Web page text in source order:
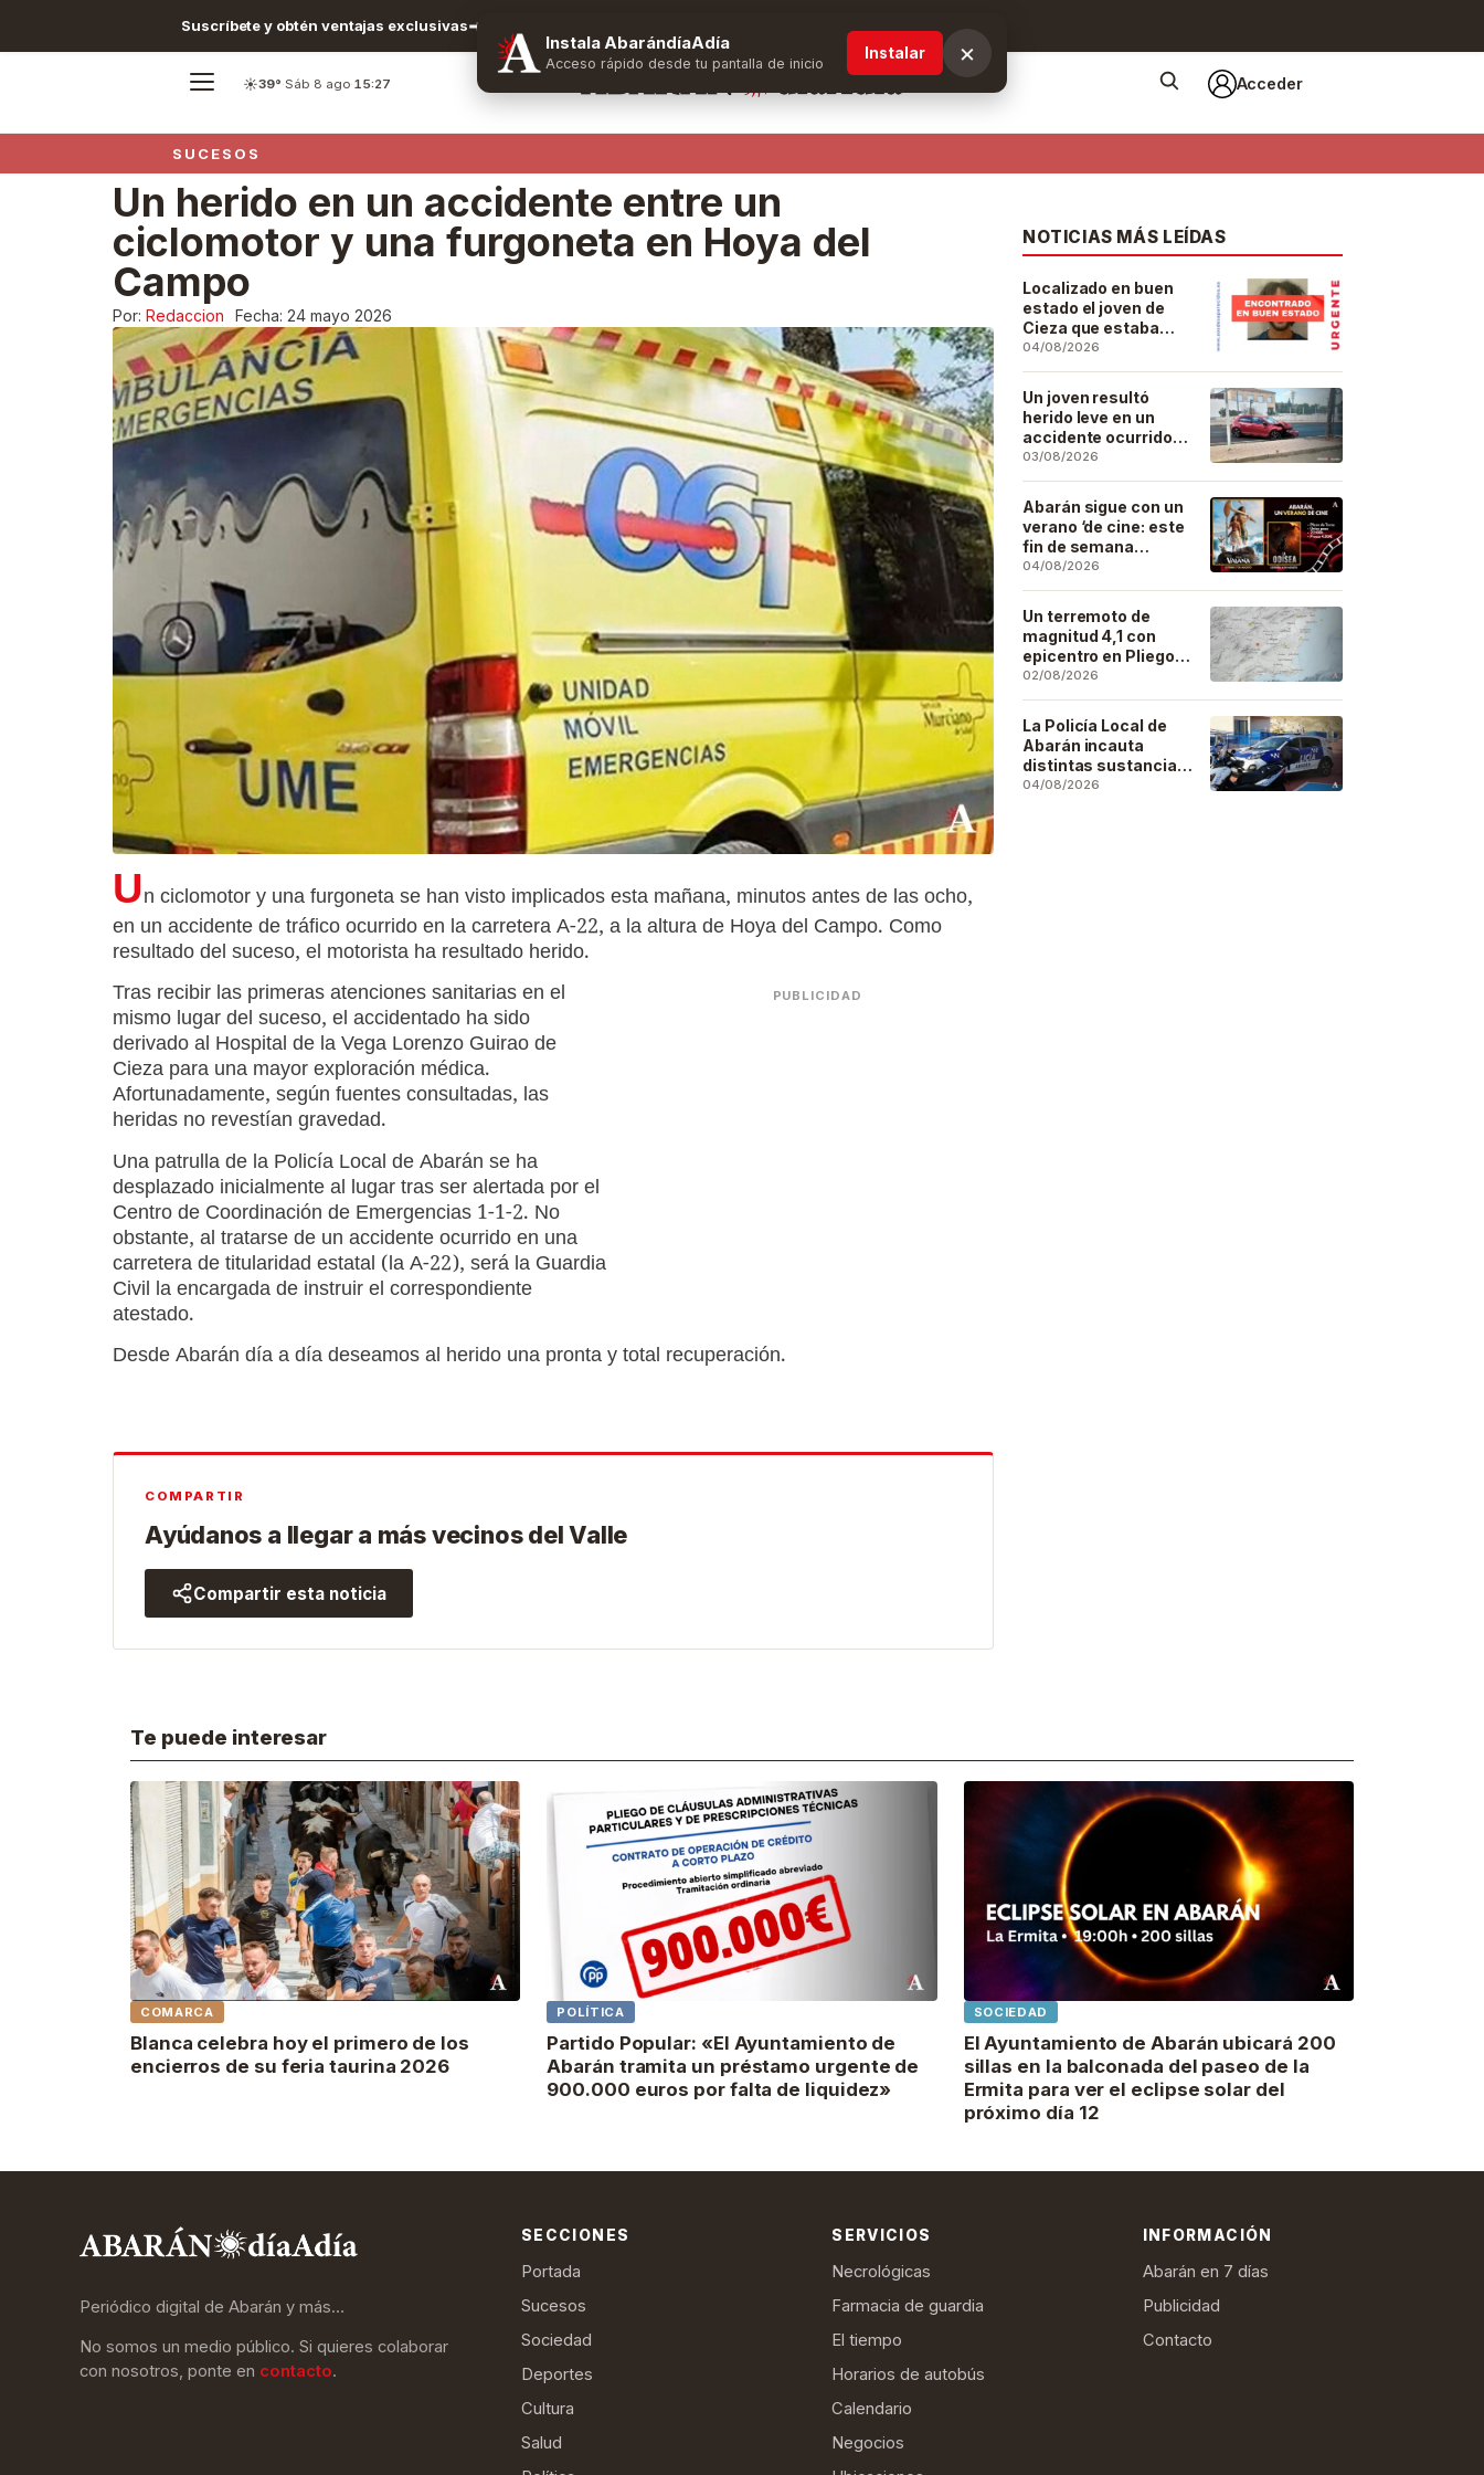
Suscríbete y obtén ventajas exclusivas
☀️39°·Sáb 8 ago·15:27 Acceder
SUCESOS
Un herido en un accidente entre un
ciclomotor y una furgoneta en Hoya del
Campo
Por: Redaccion Fecha: 24 mayo 2026
Un ciclomotor y una furgoneta se han visto implicados esta mañana, minutos antes de las ocho,
en un accidente de tráfico ocurrido en la carretera A-22, a la altura de Hoya del Campo. Como
resultado del suceso, el motorista ha resultado herido.
PUBLICIDAD
Tras recibir las primeras atenciones sanitarias en el
mismo lugar del suceso, el accidentado ha sido
derivado al Hospital de la Vega Lorenzo Guirao de
Cieza para una mayor exploración médica.
Afortunadamente, según fuentes consultadas, las
heridas no revestían gravedad.
Una patrulla de la Policía Local de Abarán se ha
desplazado inicialmente al lugar tras ser alertada por el
Centro de Coordinación de Emergencias 1-1-2. No
obstante, al tratarse de un accidente ocurrido en una
carretera de titularidad estatal (la A-22), será la Guardia
Civil la encargada de instruir el correspondiente
atestado.
Desde Abarán día a día deseamos al herido una pronta y total recuperación.
COMPARTIR
Ayúdanos a llegar a más vecinos del Valle
Compartir esta noticia
NOTICIAS MÁS LEÍDAS
Localizado en buen
estado el joven de
Cieza que estaba
desaparecido desde
el pasado 29 de julio
04/08/2026
Un joven resultó
herido leve en un
accidente ocurrido
este lunes en la
barriada de San José
Artesano
03/08/2026
Abarán sigue con un
verano ‘de cine: este
fin de semana
Vaiana… y después,
La Odisea
04/08/2026
Un terremoto de
magnitud 4,1 con
epicentro en Pliego
se deja sentir en
buena parte de la
región
02/08/2026
La Policía Local de
Abarán incauta
distintas sustancias
estupefacientes en
04/08/2026
Te puede interesar
COMARCA
Blanca celebra hoy el primero de los
encierros de su feria taurina 2026
POLÍTICA
Partido Popular: «El Ayuntamiento de
Abarán tramita un préstamo urgente de
900.000 euros por falta de liquidez»
SOCIEDAD
El Ayuntamiento de Abarán ubicará 200
sillas en la balconada del paseo de la
Ermita para ver el eclipse solar del
próximo día 12
Periódico digital de Abarán y más…
No somos un medio público. Si quieres colaborar
con nosotros, ponte en contacto.
SECCIONES
Portada
Sucesos
Sociedad
Deportes
Cultura
Salud
SERVICIOS
Necrológicas
Farmacia de guardia
El tiempo
Horarios de autobús
Calendario
Negocios
INFORMACIÓN
Abarán en 7 días
Publicidad
Contacto
Instala AbarándíaAdía
Acceso rápido desde tu pantalla de inicio
Instalar ×